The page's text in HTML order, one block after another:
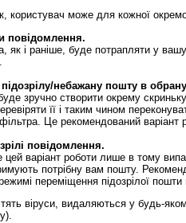
користувач може для кожної
повідомлення.
як і раніше, буде потрапляти у
небажану пошту в
зручно створити окрему
її і таким чином
Це рекомендований
повідомлення.
цей варіант роботи лише в тому
потрібну вам пошту.
переміщення підозрілої пошти
віруси, видаляються у будь-